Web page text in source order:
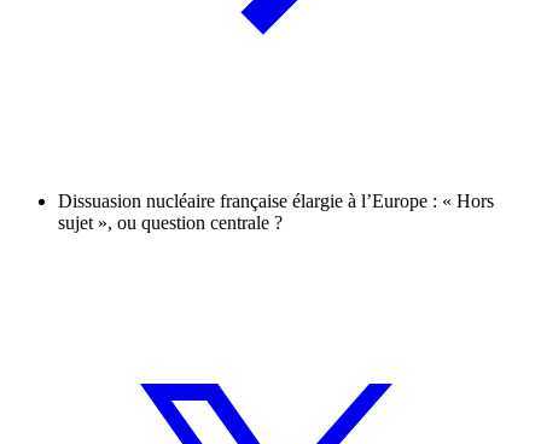
Dissuasion nucléaire française élargie à l’Europe : « Hors
sujet », ou question centrale ?